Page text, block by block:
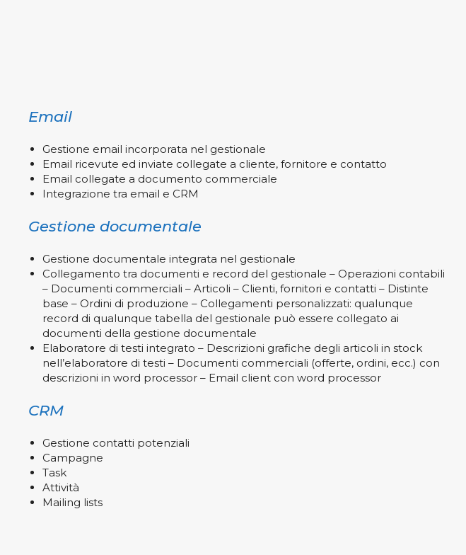
Email
Gestione email incorporata nel gestionale
Email ricevute ed inviate collegate a cliente, fornitore e contatto
Email collegate a documento commerciale
Integrazione tra email e CRM
Gestione documentale
Gestione documentale integrata nel gestionale
Collegamento tra documenti e record del gestionale – Operazioni contabili
– Documenti commerciali – Articoli – Clienti, fornitori e contatti – Distinte
base – Ordini di produzione – Collegamenti personalizzati: qualunque
record di qualunque tabella del gestionale può essere collegato ai
documenti della gestione documentale
Elaboratore di testi integrato – Descrizioni grafiche degli articoli in stock
nell’elaboratore di testi – Documenti commerciali (offerte, ordini, ecc.) con
descrizioni in word processor – Email client con word processor
CRM
Gestione contatti potenziali
Campagne
Task
Attività
Mailing lists